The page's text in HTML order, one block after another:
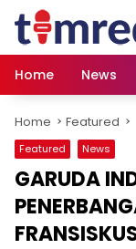
content
Home
News
Home Featured
Featured News
GARUDA